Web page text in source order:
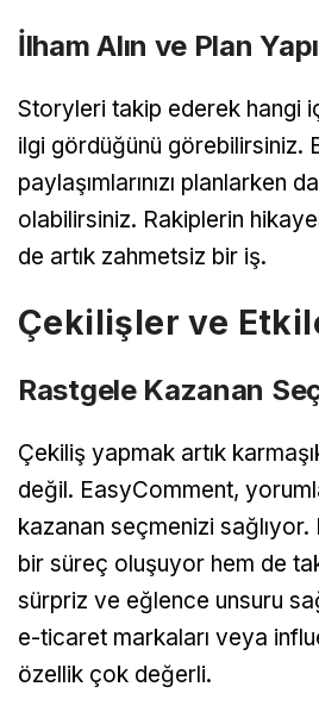
İlham Alın ve Plan
Storyleri takip ederek hangi
ilgi gördüğünü görebilirsiniz.
paylaşımlarınızı planlarken
olabilirsiniz. Rakiplerin
de artık zahmetsiz bir iş.
Çekilişler ve
Rastgele Kazanan
Çekiliş yapmak artık
değil. EasyComment,
kazanan seçmenizi
bir süreç oluşuyor hem de
sürpriz ve eğlence unsuru
e-ticaret markaları veya
özellik çok değerli.